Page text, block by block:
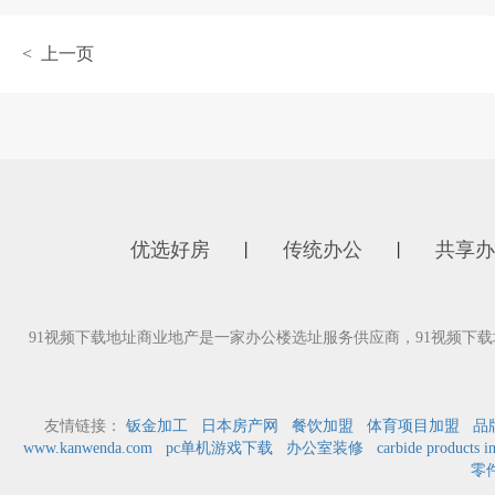
< 上一页
优选好房 传统办公 共享
91视频下载地址商业地产是一家办公楼选址服务供应商，91视频下
友情链接： 钣金加工 日本房产网 餐饮加盟 体育项目加盟
品
www.kanwenda.com
pc单机游戏下载 办公室装修
carbide products
零